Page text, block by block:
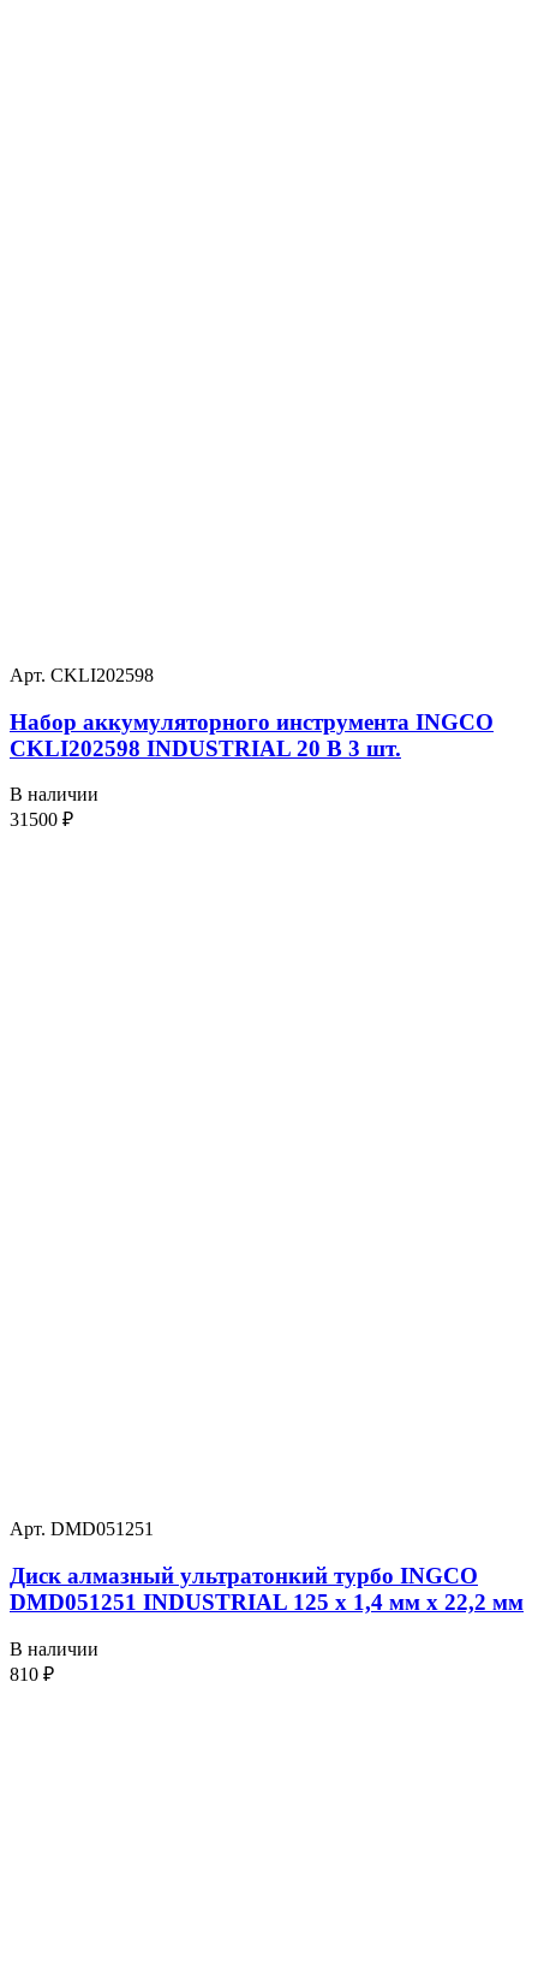
Арт. CKLI202598
Набор аккумуляторного инструмента INGCO
CKLI202598 INDUSTRIAL 20 В 3 шт.
В наличии
31500 ₽
Арт. DMD051251
Диск алмазный ультратонкий турбо INGCO
DMD051251 INDUSTRIAL 125 х 1,4 мм x 22,2 мм
В наличии
810 ₽